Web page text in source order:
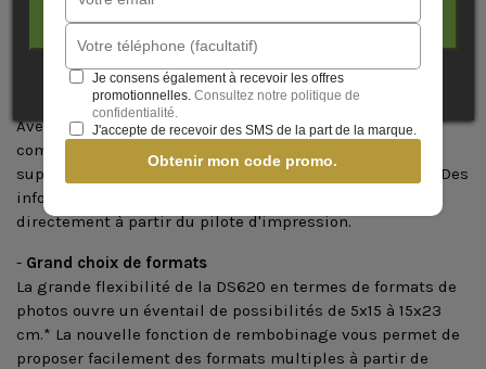
voici la preuve : DNP Photo Imaging Europe offre une
garantie de 2 ans !
Innovation
Avec les options multiformats, les nouveaux formats
comme les clichés carrés de 15x15 cm et le nouveau
support HQL, la DS620 impose de nouvelles références. Des
informations utiles sur l'imprimante sont disponibles
directement à partir du pilote d'impression.
- Grand choix de formats
La grande flexibilité de la DS620 en termes de formats de
photos ouvre un éventail de possibilités de 5x15 à 15x23
cm.* La nouvelle fonction de rembobinage vous permet de
proposer facilement des formats multiples à partir de
J'ACCEPTE
Je consens également à recevoir les offres
promotionnelles. Consultez notre politique de
confidentialité.
J'accepte de recevoir des SMS de la part de la marque.
Obtenir mon code promo.